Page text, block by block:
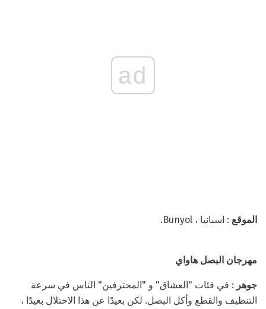
ad
الموقع : اسبانيا ، Bunyol.
مهرجان البصل هاواي
جوهر : في فئات "العشاق" و "المحترفين" الناس في سرعة
التنظيف والقطع وأكل البصل. لكن بعيدًا عن هذا الاحتلال بعيدًا ،